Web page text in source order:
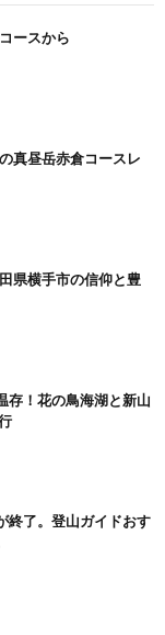
ースから
真昼岳赤倉コースレ
県横手市の信仰と豊
存！花の鳥海湖と新山
終了。登山ガイドおす